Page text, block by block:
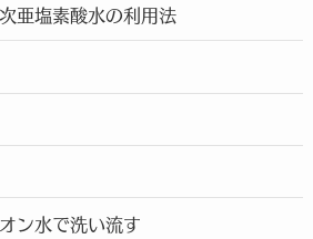
亜塩素酸水の利用法
ン水で洗い流す